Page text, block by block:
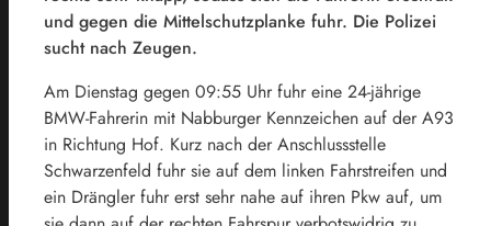
und gegen die Mittelschutzplanke fuhr. Die Polizei
sucht nach Zeugen.
Am Dienstag gegen 09:55 Uhr fuhr eine 24-jährige
BMW-Fahrerin mit Nabburger Kennzeichen auf der A93
in Richtung Hof. Kurz nach der Anschlussstelle
Schwarzenfeld fuhr sie auf dem linken Fahrstreifen und
ein Drängler fuhr erst sehr nahe auf ihren Pkw auf, um